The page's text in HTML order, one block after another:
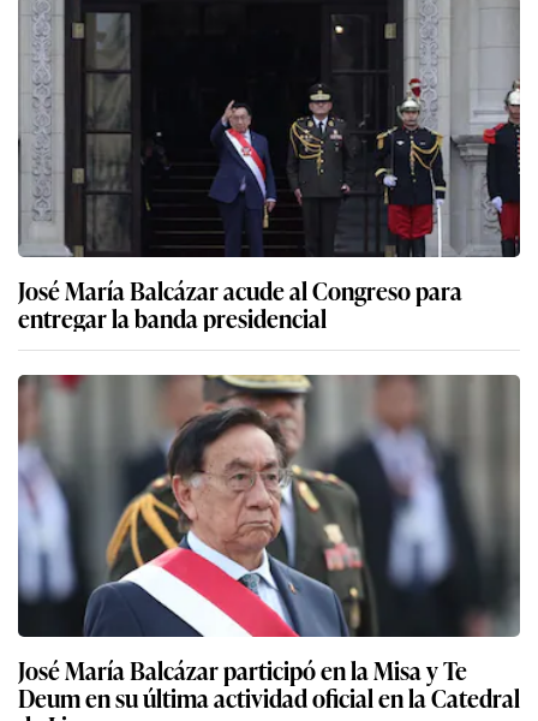
José María Balcázar acude al Congreso para
entregar la banda presidencial
José María Balcázar participó en la Misa y Te
Deum en su última actividad oficial en la Catedral